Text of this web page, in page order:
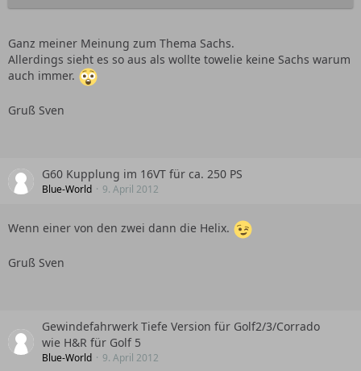
Ganz meiner Meinung zum Thema Sachs.
Allerdings sieht es so aus als wollte towelie keine Sachs warum
auch immer.
Gruß Sven
G60 Kupplung im 16VT für ca. 250 PS
Blue-World 9. April 2012
Wenn einer von den zwei dann die Helix.
Gruß Sven
Gewindefahrwerk Tiefe Version für Golf2/3/Corrado
wie H&R für Golf 5
Blue-World 9. April 2012